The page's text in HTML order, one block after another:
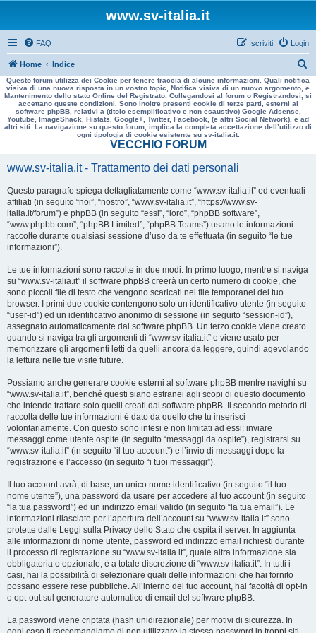
www.sv-italia.it
FAQ Login
Iscriviti
Home Indice
e
r
a
Questo forum utilizza dei Cookie per tenere traccia di alcune informazioni. Quali notifica
visiva di una nuova risposta in un vostro topic, Notifica visiva di un nuovo argomento, e
Mantenimento dello stato Online del Registrato. Collegandosi al forum o Registrandosi, si
accettano queste condizioni. Sono inoltre presenti cookie di terze parti, esterni al
software phpBB, relativi a (titolo esemplificativo e non esaustivo) Google Adsense,
Youtube, ImageShack, Histats, Google+, Twitter, Facebook, (e altri Social Network), e ad
altri siti. La navigazione su questo forum, implica la completa accettazione dell’utilizzo di
ogni tipologia di cookie esistente su sv-italia.it.
VECCHIO FORUM
www.sv-italia.it - Trattamento dei dati personali
Questo paragrafo spiega dettagliatamente come “www.sv-italia.it” ed eventuali
affiliati (in seguito “noi”, “nostro”, “www.sv-italia.it”, “https://www.sv-
italia.it/forum”) e phpBB (in seguito “essi”, “loro”, “phpBB software”,
“www.phpbb.com”, “phpBB Limited”, “phpBB Teams”) usano le informazioni
raccolte durante qualsiasi sessione d’uso da te effettuata (in seguito “le tue
informazioni”).
Le tue informazioni sono raccolte in due modi. In primo luogo, mentre si naviga
su “www.sv-italia.it” il software phpBB creerà un certo numero di cookie, che
sono piccoli file di testo che vengono scaricati nei file temporanei del tuo
browser. I primi due cookie contengono solo un identificativo utente (in seguito
“user-id”) ed un identificativo anonimo di sessione (in seguito “session-id”),
assegnato automaticamente dal software phpBB. Un terzo cookie viene creato
quando si naviga tra gli argomenti di “www.sv-italia.it” e viene usato per
memorizzare gli argomenti letti da quelli ancora da leggere, quindi agevolando
la lettura nelle tue visite future.
Possiamo anche generare cookie esterni al software phpBB mentre navighi su
“www.sv-italia.it”, benché questi siano estranei agli scopi di questo documento
che intende trattare solo quelli creati dal software phpBB. Il secondo metodo di
raccolta delle tue informazioni è dato da quello che tu inserisci
volontariamente. Con questo sono intesi e non limitati ad essi: inviare
messaggi come utente ospite (in seguito “messaggi da ospite”), registrarsi su
“www.sv-italia.it” (in seguito “il tuo account”) e l’invio di messaggi dopo la
registrazione e l’accesso (in seguito “i tuoi messaggi”).
Il tuo account avrà, di base, un unico nome identificativo (in seguito “il tuo
nome utente”), una password da usare per accedere al tuo account (in seguito
“la tua password”) ed un indirizzo email valido (in seguito “la tua email”). Le
informazioni rilasciate per l’apertura dell’account su “www.sv-italia.it” sono
protette dalle Leggi sulla Privacy dello Stato che ospita il server. In aggiunta
alle informazioni di nome utente, password ed indirizzo email richiesti durante
il processo di registrazione su “www.sv-italia.it”, quale altra informazione sia
obbligatoria o opzionale, è a totale discrezione di “www.sv-italia.it”. In tutti i
casi, hai la possibilità di selezionare quali delle informazioni che hai fornito
possano essere rese pubbliche. All’interno del tuo account, hai facoltà di opt-in
o opt-out sul generatore automatico di email del software phpBB.
La password viene criptata (hash unidirezionale) per motivi di sicurezza. In